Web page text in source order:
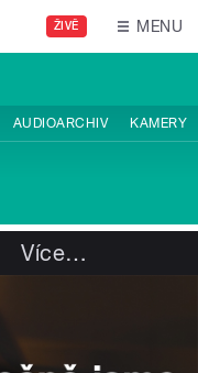
ŽIVĚ MENU
AUDIOARCHIV KAMERY
Více…